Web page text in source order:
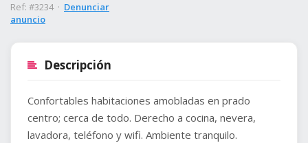
Ref: #3234 · Denunciar
anuncio
Descripción
Confortables habitaciones amobladas en prado
centro; cerca de todo. Derecho a cocina, nevera,
lavadora, teléfono y wifi. Ambiente tranquilo.